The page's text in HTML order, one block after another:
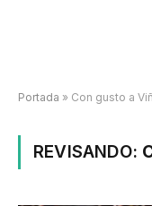
Portada » Con gusto a
REVISANDO: